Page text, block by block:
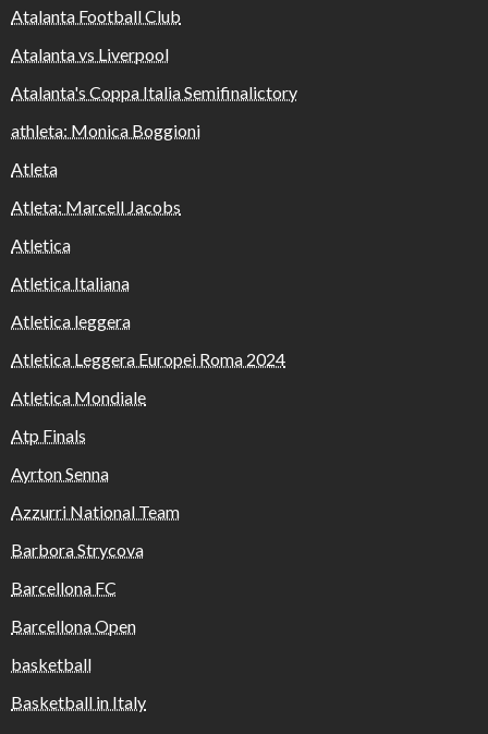
Atalanta Football Club
Atalanta vs Liverpool
Atalanta's Coppa Italia Semifinalictory
athleta: Monica Boggioni
Atleta
Atleta: Marcell Jacobs
Atletica
Atletica Italiana
Atletica leggera
Atletica Leggera Europei Roma 2024
Atletica Mondiale
Atp Finals
Ayrton Senna
Azzurri National Team
Barbora Strycova
Barcellona FC
Barcellona Open
basketball
Basketball in Italy